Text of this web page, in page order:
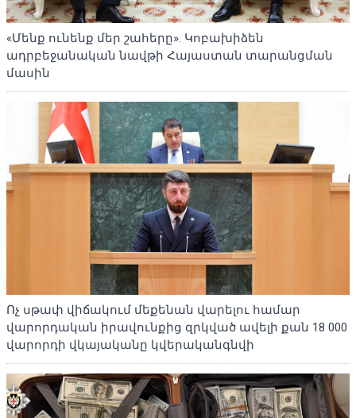
«Մենք ունենք մեր շահերը». Կոբախիձեն
ադրբեջանական նավթի Հայաստան տարանցման
մասին
Ոչ սթափ վիճակում մեքենան վարելու համար
վարորդական իրավունքից զրկված ավելի քան 18 000
վարորդի վկայականը կվերականգնվի